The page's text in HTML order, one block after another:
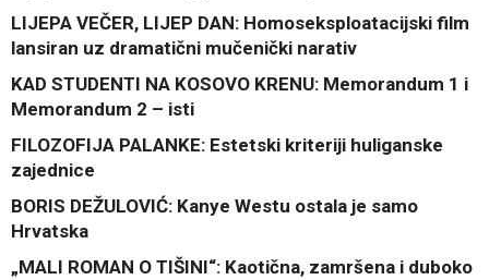
LIJEPA VEČER, LIJEP DAN: Homoseksploatacijski film
lansiran uz dramatični mučenički narativ
KAD STUDENTI NA KOSOVO KRENU: Memorandum 1 i
Memorandum 2 – isti
FILOZOFIJA PALANKE: Estetski kriteriji huliganske
zajednice
BORIS DEŽULOVIĆ: Kanye Westu ostala je samo
Hrvatska
„MALI ROMAN O TIŠINI“: Kaotična, zamršena i duboko